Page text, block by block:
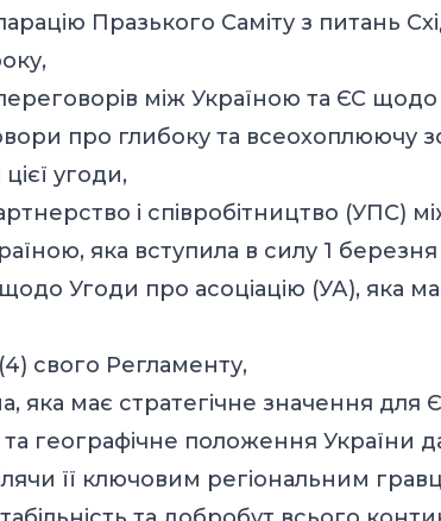
Празького Саміту з питань
між Україною та ЄС
про глибоку та всеохоплюючу
угоди,
і співробітництво (УПС)
яка вступила в силу 1 березня
Угоди про асоціацію (УА), яка
свого Регламенту,
яка має стратегічне значення для
географічне положення України
її ключовим регіональним